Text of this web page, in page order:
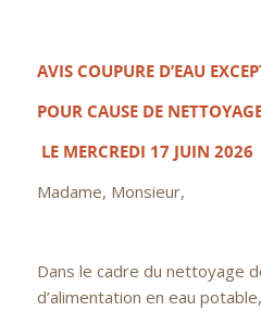
AVIS COUPURE D’EAU
POUR CAUSE DE
LE MERCREDI 17 JUIN 2026
Madame, Monsieur,
Dans le cadre du nettoyage
d’alimentation en eau